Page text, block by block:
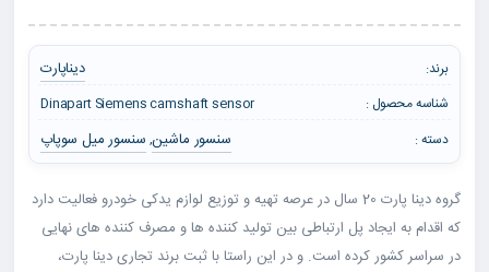
برند: دیناپارت
شناسه محصول :
Dinapart Siemens camshaft sensor
دسته :
سنسور ماشین, سنسور میل سوپاپ
گروه دینا پارت 20 سال در عرصه تهیه و توزیع لوازم یدکی خودرو فعالیت دارد
که اقدام به ایجاد پل ارتباطی بین تولید کننده ها و مصرف کننده های نهایی
در سراسر کشور کرده است. و در این راستا با ثبت برند تجاری دینا پارت،